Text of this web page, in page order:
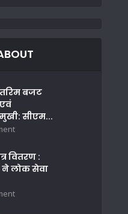
बजट
सीएम...
वितरण :
ने लोक सेवा